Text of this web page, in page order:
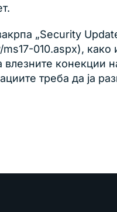
„Security
010.aspx), како
конекции
треба да ја